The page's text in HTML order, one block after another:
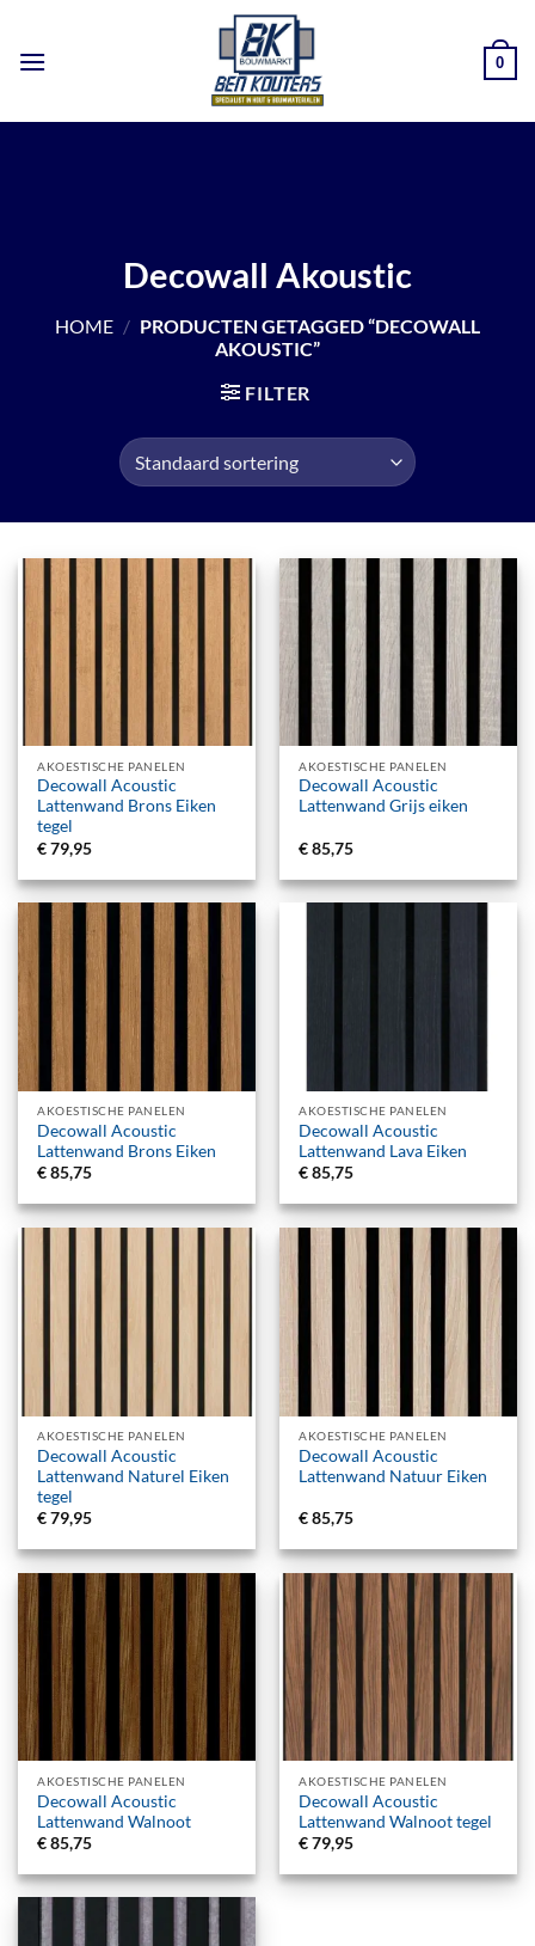
inhoud
0
Decowall Akoustic
HOME / PRODUCTEN GETAGGED “DECOWALL
AKOUSTIC”
FILTER
AKOESTISCHE PANELEN
Decowall Acoustic
Lattenwand Brons Eiken
tegel
€79,95
AKOESTISCHE PANELEN
Decowall Acoustic
Lattenwand Grijs eiken
€85,75
AKOESTISCHE PANELEN
Decowall Acoustic
Lattenwand Brons Eiken
€85,75
AKOESTISCHE PANELEN
Decowall Acoustic
Lattenwand Lava Eiken
€85,75
AKOESTISCHE PANELEN
Decowall Acoustic
Lattenwand Naturel Eiken
tegel
€79,95
AKOESTISCHE PANELEN
Decowall Acoustic
Lattenwand Natuur Eiken
€85,75
AKOESTISCHE PANELEN
Decowall Acoustic
Lattenwand Walnoot
€85,75
AKOESTISCHE PANELEN
Decowall Acoustic
Lattenwand Walnoot tegel
€79,95